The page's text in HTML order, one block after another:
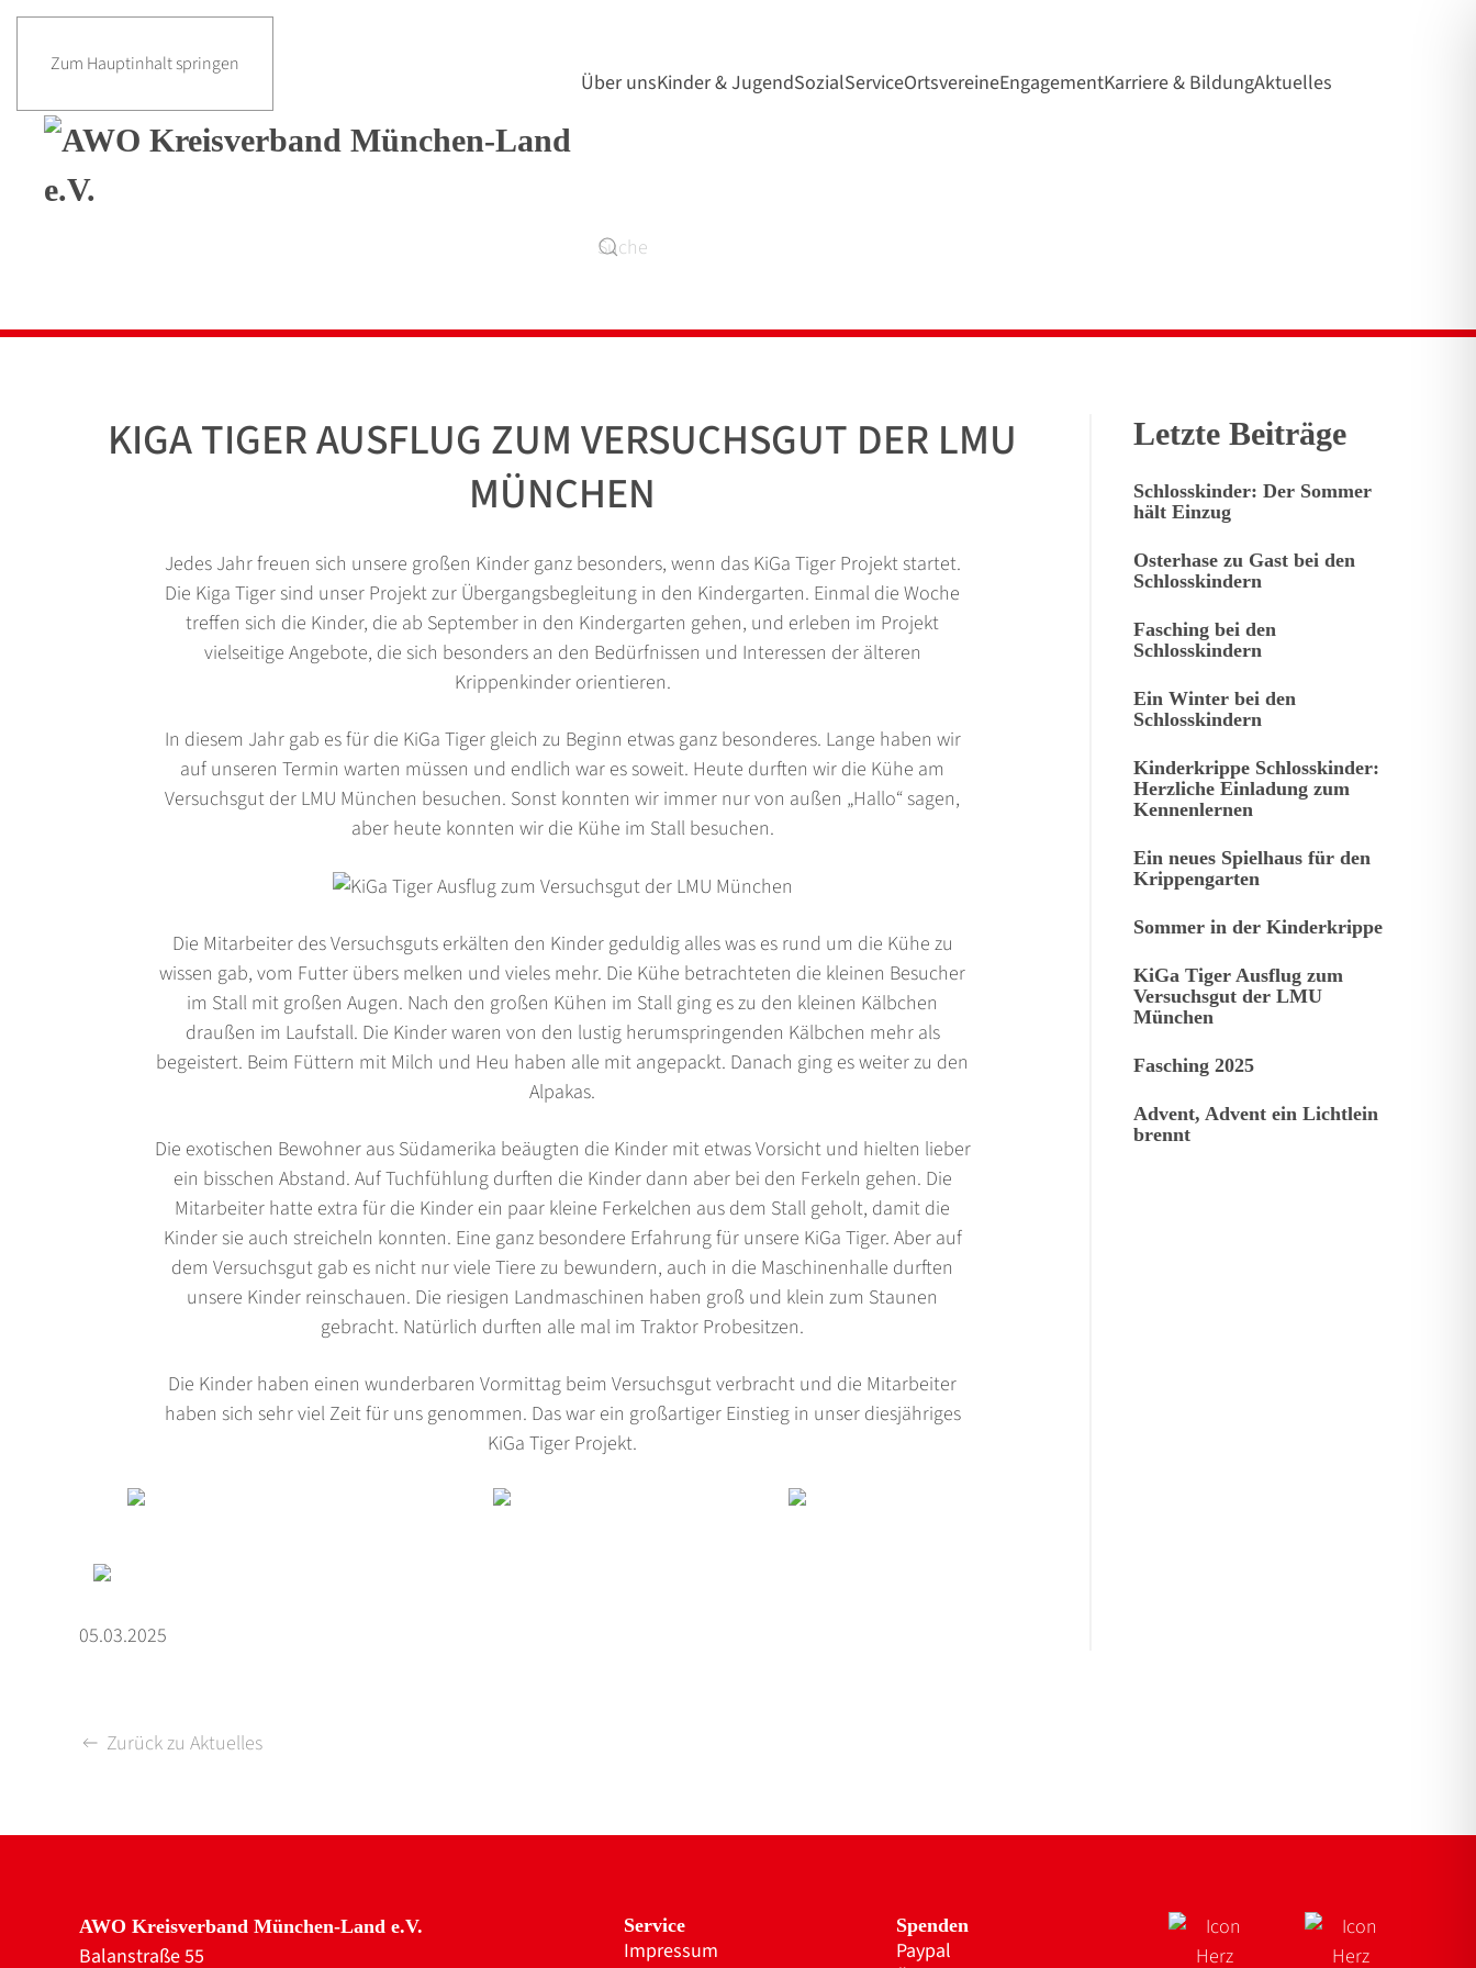
Zum Hauptinhalt springen
Über unsKinder & JugendSozialServiceOrtsvereineEngagementKarriere & BildungAktuelles
KIGA TIGER AUSFLUG ZUM VERSUCHSGUT DER LMU
MÜNCHEN
Jedes Jahr freuen sich unsere großen Kinder ganz besonders, wenn das KiGa Tiger Projekt startet.
Die Kiga Tiger sind unser Projekt zur Übergangsbegleitung in den Kindergarten. Einmal die Woche
treffen sich die Kinder, die ab September in den Kindergarten gehen, und erleben im Projekt
vielseitige Angebote, die sich besonders an den Bedürfnissen und Interessen der älteren
Krippenkinder orientieren.
In diesem Jahr gab es für die KiGa Tiger gleich zu Beginn etwas ganz besonderes. Lange haben wir
auf unseren Termin warten müssen und endlich war es soweit. Heute durften wir die Kühe am
Versuchsgut der LMU München besuchen. Sonst konnten wir immer nur von außen „Hallo“ sagen,
aber heute konnten wir die Kühe im Stall besuchen.
Die Mitarbeiter des Versuchsguts erkälten den Kinder geduldig alles was es rund um die Kühe zu
wissen gab, vom Futter übers melken und vieles mehr. Die Kühe betrachteten die kleinen Besucher
im Stall mit großen Augen. Nach den großen Kühen im Stall ging es zu den kleinen Kälbchen
draußen im Laufstall. Die Kinder waren von den lustig herumspringenden Kälbchen mehr als
begeistert. Beim Füttern mit Milch und Heu haben alle mit angepackt. Danach ging es weiter zu den
Alpakas.
Die exotischen Bewohner aus Südamerika beäugten die Kinder mit etwas Vorsicht und hielten lieber
ein bisschen Abstand. Auf Tuchfühlung durften die Kinder dann aber bei den Ferkeln gehen. Die
Mitarbeiter hatte extra für die Kinder ein paar kleine Ferkelchen aus dem Stall geholt, damit die
Kinder sie auch streicheln konnten. Eine ganz besondere Erfahrung für unsere KiGa Tiger. Aber auf
dem Versuchsgut gab es nicht nur viele Tiere zu bewundern, auch in die Maschinenhalle durften
unsere Kinder reinschauen. Die riesigen Landmaschinen haben groß und klein zum Staunen
gebracht. Natürlich durften alle mal im Traktor Probesitzen.
Die Kinder haben einen wunderbaren Vormittag beim Versuchsgut verbracht und die Mitarbeiter
haben sich sehr viel Zeit für uns genommen. Das war ein großartiger Einstieg in unser diesjähriges
KiGa Tiger Projekt.
05.03.2025
Letzte Beiträge
Schlosskinder: Der Sommer
hält Einzug
Osterhase zu Gast bei den
Schlosskindern
Fasching bei den
Schlosskindern
Ein Winter bei den
Schlosskindern
Kinderkrippe Schlosskinder:
Herzliche Einladung zum
Kennenlernen
Ein neues Spielhaus für den
Krippengarten
Sommer in der Kinderkrippe
KiGa Tiger Ausflug zum
Versuchsgut der LMU
München
Fasching 2025
Advent, Advent ein Lichtlein
brennt
Zurück zu Aktuelles
AWO Kreisverband München-Land e.V.
Balanstraße 55
Service
Impressum
Spenden
Paypal